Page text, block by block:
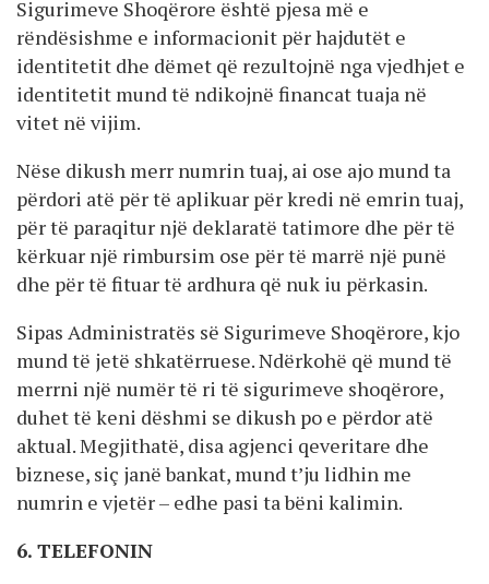
Sigurimeve Shoqërore është pjesa më e
rëndësishme e informacionit për hajdutët e
identitetit dhe dëmet që rezultojnë nga vjedhjet e
identitetit mund të ndikojnë financat tuaja në
vitet në vijim.
Nëse dikush merr numrin tuaj, ai ose ajo mund ta
përdori atë për të aplikuar për kredi në emrin tuaj,
për të paraqitur një deklaratë tatimore dhe për të
kërkuar një rimbursim ose për të marrë një punë
dhe për të fituar të ardhura që nuk iu përkasin.
Sipas Administratës së Sigurimeve Shoqërore, kjo
mund të jetë shkatërruese. Ndërkohë që mund të
merrni një numër të ri të sigurimeve shoqërore,
duhet të keni dëshmi se dikush po e përdor atë
aktual. Megjithatë, disa agjenci qeveritare dhe
biznese, siç janë bankat, mund t’ju lidhin me
numrin e vjetër – edhe pasi ta bëni kalimin.
6. TELEFONIN